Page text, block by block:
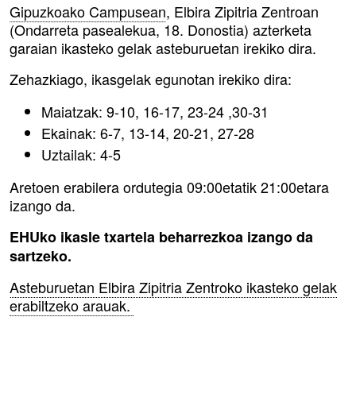
Gipuzkoako Campusean, Elbira Zipitria Zentroan
(Ondarreta pasealekua, 18. Donostia) azterketa
garaian ikasteko gelak asteburuetan irekiko dira.
Zehazkiago, ikasgelak egunotan irekiko dira:
Maiatzak: 9-10, 16-17, 23-24 ,30-31
Ekainak: 6-7, 13-14, 20-21, 27-28
Uztailak: 4-5
Aretoen erabilera ordutegia 09:00etatik 21:00etara
izango da.
EHUko ikasle txartela beharrezkoa izango da
sartzeko.
Asteburuetan Elbira Zipitria Zentroko ikasteko gelak
erabiltzeko arauak.